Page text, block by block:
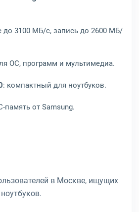
до 3100 МБ/с, запись до 2600 МБ/
ОС, программ и мультимедиа.
: компактный для ноутбуков.
память от Samsung.
в Москве, ищущих